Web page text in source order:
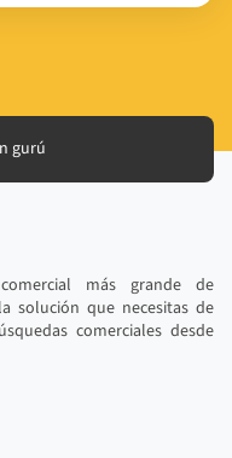
gurú
más grande de
solución que necesitas de
comerciales desde